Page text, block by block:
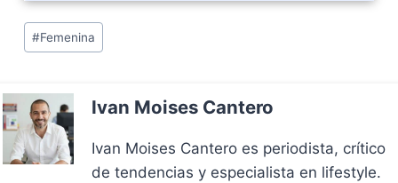
Post
Tags:
#Femenina
Ivan Moises Cantero
Ivan Moises Cantero es periodista, crítico
de tendencias y especialista en lifestyle.